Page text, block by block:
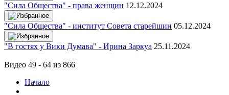
"Сила Общества" - права женщин 12.12.2024
"Сила Общества" - институт Совета старейшин 05.12.2024
"В гостях у Вики Думава" - Ирина Заркуа 25.11.2024
Видео 49 - 64 из 866
Начало